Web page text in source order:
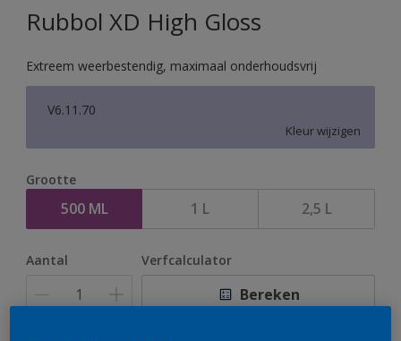
Rubbol XD High Gloss
Extreem weerbestendig, maximaal onderhoudsvrij
V6.11.70
Kleur wijzigen
Grootte
500 ML 1 L 2,5 L
Aantal Verfcalculator
Bereken